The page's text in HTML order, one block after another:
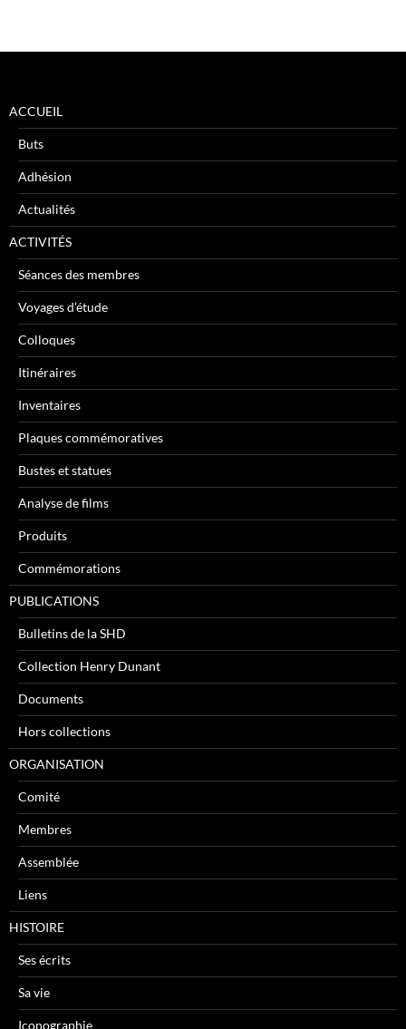
ACCUEIL
Buts
Adhésion
Actualités
ACTIVITÉS
Séances des membres
Voyages d’étude
Colloques
Itinéraires
Inventaires
Plaques commémoratives
Bustes et statues
Analyse de films
Produits
Commémorations
PUBLICATIONS
Bulletins de la SHD
Collection Henry Dunant
Documents
Hors collections
ORGANISATION
Comité
Membres
Assemblée
Liens
HISTOIRE
Ses écrits
Sa vie
Iconographie